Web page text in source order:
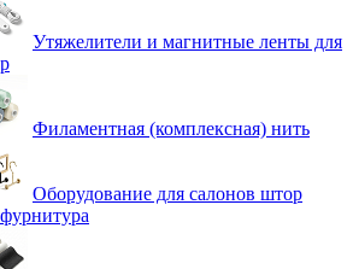
Утяжелители и магнитные ленты для
Филаментная (комплексная) нить
Оборудование для салонов штор